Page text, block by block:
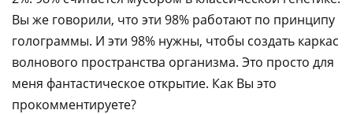
Вы же говорили, что эти 98% работают по принципу
голограммы. И эти 98% нужны, чтобы создать каркас
волнового пространства организма. Это просто для
меня фантастическое открытие. Как Вы это
прокомментируете?